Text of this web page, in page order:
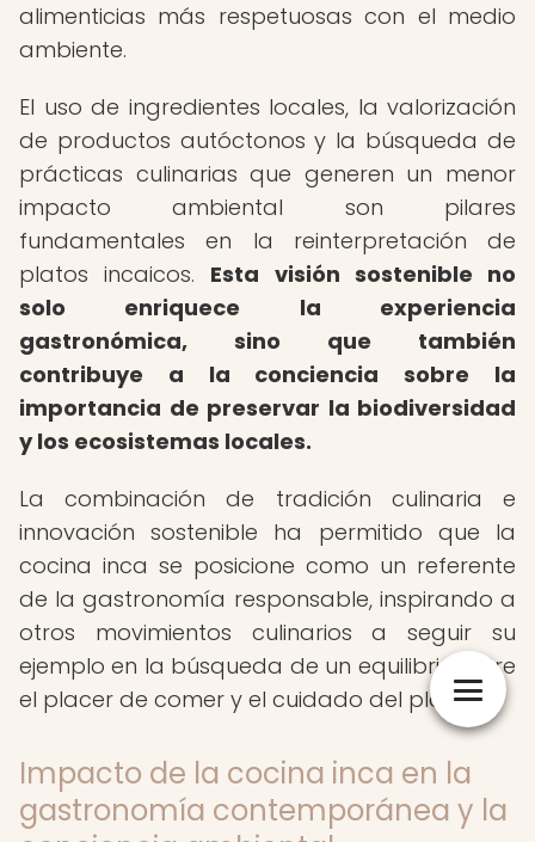
alimenticias más respetuosas con el medio
ambiente.
El uso de ingredientes locales, la valorización
de productos autóctonos y la búsqueda de
prácticas culinarias que generen un menor
impacto ambiental son pilares
fundamentales en la reinterpretación de
platos incaicos. Esta visión sostenible no
solo enriquece la experiencia
gastronómica, sino que también
contribuye a la conciencia sobre la
importancia de preservar la biodiversidad
y los ecosistemas locales.
La combinación de tradición culinaria e
innovación sostenible ha permitido que la
cocina inca se posicione como un referente
de la gastronomía responsable, inspirando a
otros movimientos culinarios a seguir su
ejemplo en la búsqueda de un equilibrio entre
el placer de comer y el cuidado del planeta.
Impacto de la cocina inca en la
gastronomía contemporánea y la